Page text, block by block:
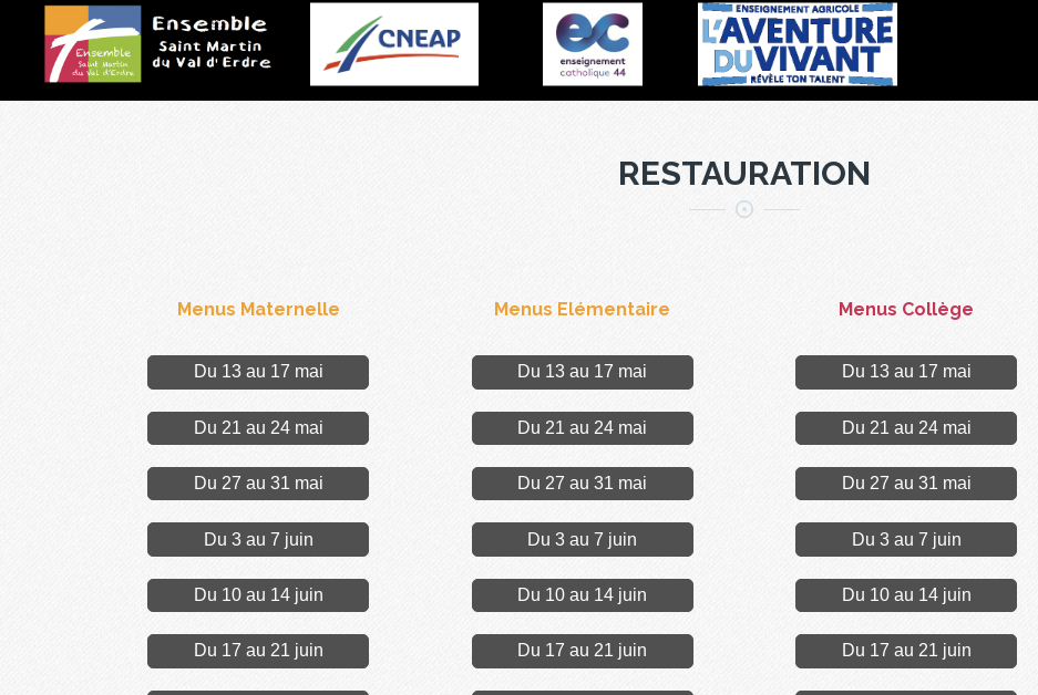
RESTAURATION
Menus Maternelle
Du 13 au 17 mai
Du 21 au 24 mai
Du 27 au 31 mai
Du 3 au 7 juin
Du 10 au 14 juin
Du 17 au 21 juin
Menus Elémentaire
Du 13 au 17 mai
Du 21 au 24 mai
Du 27 au 31 mai
Du 3 au 7 juin
Du 10 au 14 juin
Du 17 au 21 juin
Menus Collège
Du 13 au 17 mai
Du 21 au 24 mai
Du 27 au 31 mai
Du 3 au 7 juin
Du 10 au 14 juin
Du 17 au 21 juin